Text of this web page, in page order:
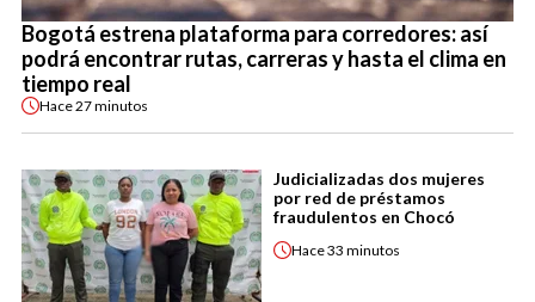
Bogotá estrena plataforma para corredores: así
podrá encontrar rutas, carreras y hasta el clima en
tiempo real
Hace27 minutos
Judicializadas dos mujeres
por red de préstamos
fraudulentos en Chocó
Hace33 minutos